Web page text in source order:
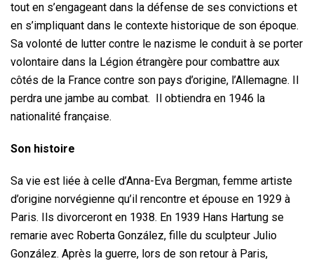
tout en s’engageant dans la défense de ses convictions et
en s’impliquant dans le contexte historique de son époque.
Sa volonté de lutter contre le nazisme le conduit à se porter
volontaire dans la Légion étrangère pour combattre aux
côtés de la France contre son pays d’origine, l’Allemagne. Il
perdra une jambe au combat. Il obtiendra en 1946 la
nationalité française.
Son histoire
Sa vie est liée à celle d’Anna-Eva Bergman, femme artiste
d’origine norvégienne qu’il rencontre et épouse en 1929 à
Paris. Ils divorceront en 1938. En 1939 Hans Hartung se
remarie avec Roberta González, fille du sculpteur Julio
González. Après la guerre, lors de son retour à Paris,